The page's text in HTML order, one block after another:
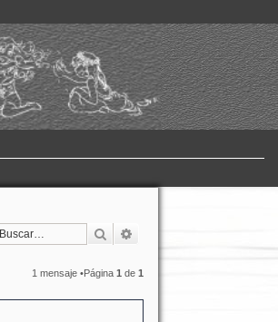
Buscar
1 mensaje •Página1 de1